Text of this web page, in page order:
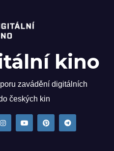
kino
zavádění digitálních
českých kin